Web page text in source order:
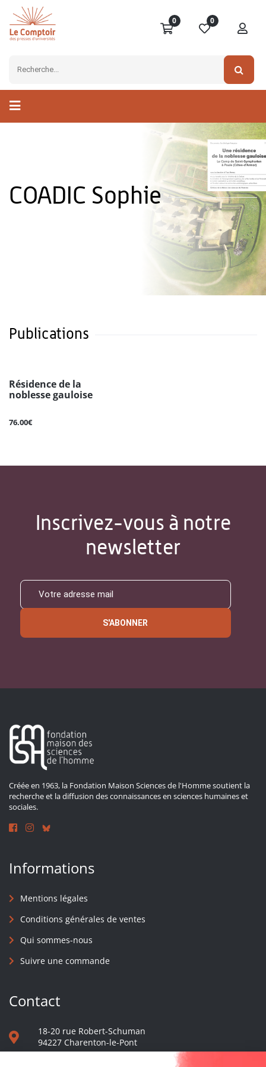
0 0
COADIC Sophie
Publications
Résidence de la
noblesse gauloise
76.00€
Inscrivez-vous à notre
newsletter
S'ABONNER
Créée en 1963, la Fondation Maison Sciences de l'Homme soutient la
recherche et la diffusion des connaissances en sciences humaines et
sociales.
Informations
Mentions légales
Conditions générales de ventes
Qui sommes-nous
Suivre une commande
Contact
18-20 rue Robert-Schuman
94227 Charenton-le-Pont